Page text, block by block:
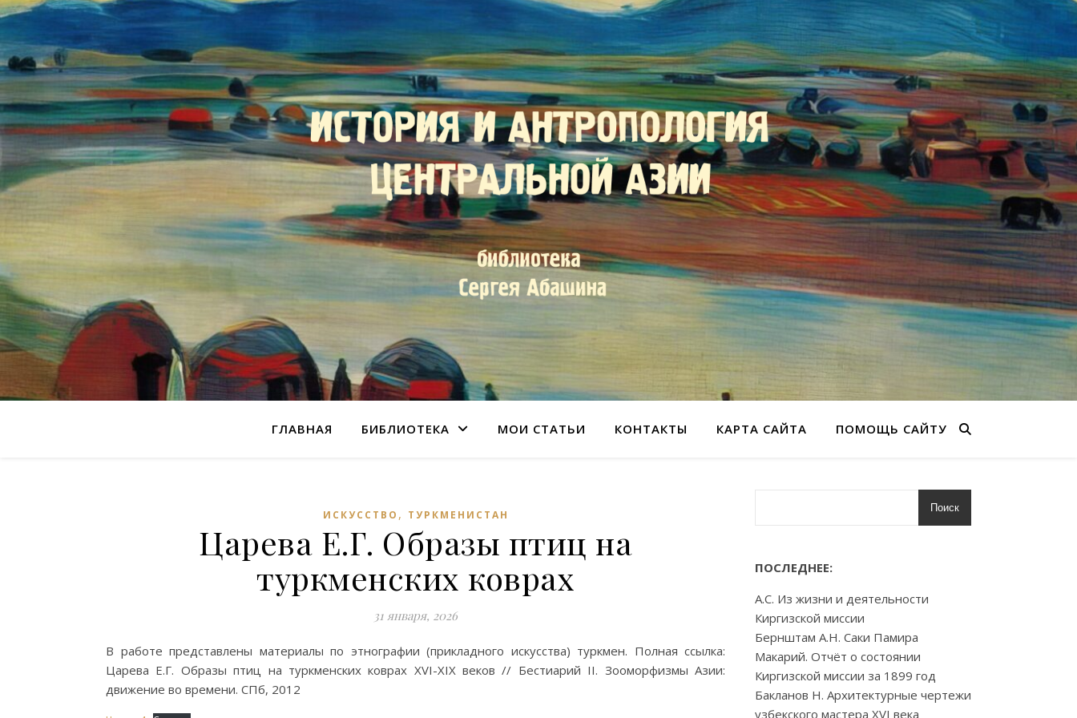
ГЛАВНАЯ БИБЛИОТЕКА МОИ СТАТЬИ КОНТАКТЫ КАРТА САЙТА ПОМОЩЬ САЙТУ
ИСКУССТВО , ТУРКМЕНИСТАН
Царева Е.Г. Образы птиц на
туркменских коврах
31 января, 2026
В работе представлены материалы по этнографии (прикладного искусства) туркмен. Полная ссылка:
Царева Е.Г. Образы птиц на туркменских коврах XVI-XIX веков // Бестиарий II. Зооморфизмы Азии:
движение во времени. СПб, 2012
Поиск
ПОСЛЕДНЕЕ:
А.С. Из жизни и деятельности
Киргизской миссии
Бернштам А.Н. Саки Памира
Макарий. Отчёт о состоянии
Киргизской миссии за 1899 год
Бакланов Н. Архитектурные чертежи
узбекского мастера XVI века